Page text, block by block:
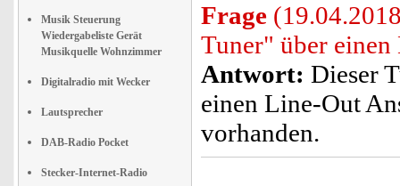
Musik Steuerung
Wiedergabeliste Gerät
Musikquelle Wohnzimmer
Digitalradio mit Wecker
Lautsprecher
DAB-Radio Pocket
Stecker-Internet-Radio
Frage
Tuner" über
Antwort: Dieser
einen Line-Out
vorhanden.